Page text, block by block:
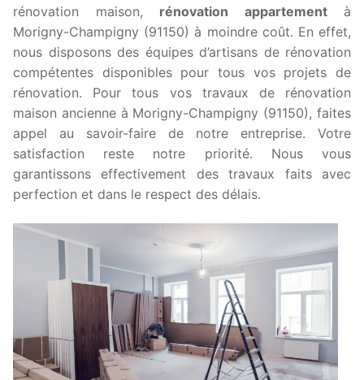
rénovation maison, rénovation appartementà
Morigny-Champigny (91150) à moindre coût. En effet,
nous disposons des équipes d’artisans de rénovation
compétentes disponibles pour tous vos projets de
rénovation. Pour tous vos travaux de rénovation
maison ancienne à Morigny-Champigny (91150), faites
appel au savoir-faire de notre entreprise. Votre
satisfaction reste notre priorité. Nous vous
garantissons effectivement des travaux faits avec
perfection et dans le respect des délais.